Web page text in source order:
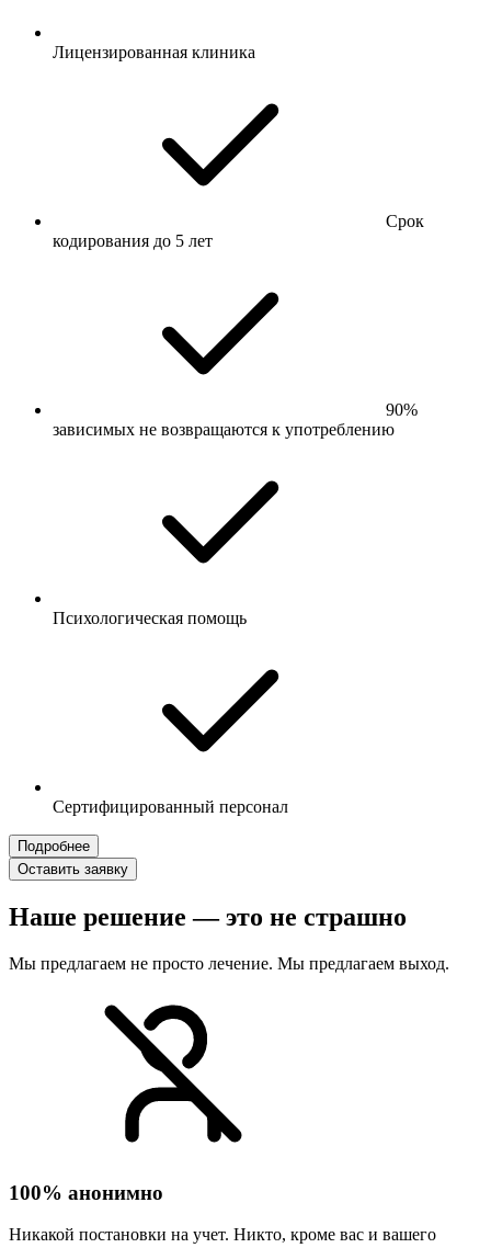
Лицензированная клиника
Срок
кодирования до 5 лет
90%
зависимых не возвращаются к употреблению
Психологическая помощь
Сертифицированный персонал
Подробнее
Оставить заявку
Наше решение — это не страшно
Мы предлагаем не просто лечение. Мы предлагаем выход.
100% анонимно
Никакой постановки на учет. Никто, кроме вас и вашего